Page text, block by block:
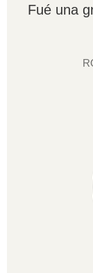
Fué una